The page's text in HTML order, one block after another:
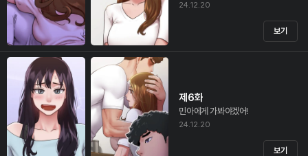
24.12.20
보기
제6화
민아에게 가봐야겠어!
24.12.20
보기